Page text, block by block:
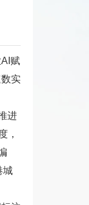
赋
实
进
，
城